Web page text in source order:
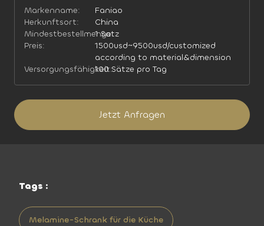
Markenname:
Faniao
Herkunftsort:
China
Mindestbestellmenge:
1 Satz
Preis:
1500usd~9500usd/customized
according to material&dimension
Versorgungsfähigkeit:100 Sätze pro Tag
Jetzt Anfragen
Tags :
Melamine-Schrank für die Küche